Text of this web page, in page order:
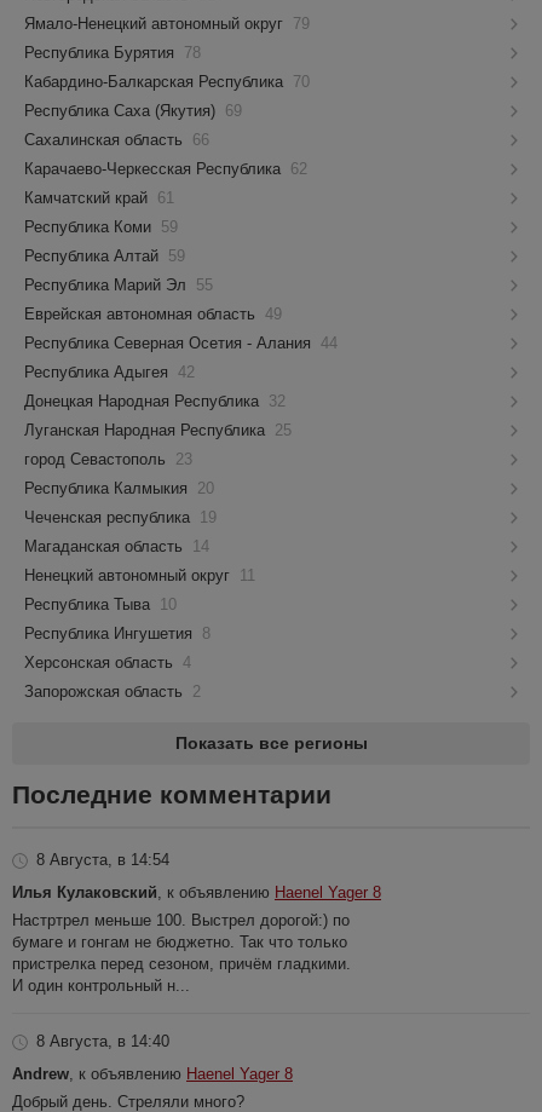
Ямало-Ненецкий автономный округ 79
Республика Бурятия
78
Кабардино-Балкарская Республика 70
Республика Саха (Якутия) 69
Сахалинская область
66
Карачаево-Черкесская Республика 62
Камчатский край 61
Республика Коми 59
Республика Алтай 59
Республика Марий Эл
55
Еврейская автономная область 49
Республика Северная Осетия - Алания 44
Республика Адыгея 42
Донецкая Народная Республика 32
Луганская Народная Республика 25
город Севастополь
23
Республика Калмыкия
20
Чеченская республика 19
Магаданская область
14
Ненецкий автономный округ 11
Республика Тыва 10
Республика Ингушетия
8
Херсонская область 4
Запорожская область
2
Показать все регионы
Последние комментарии
8 Августа, в 14:54
Илья Кулаковский , к объявлению Haenel Yager 8
Настртрел меньше 100. Выстрел дорогой:) по
бумаге и гонгам не бюджетно. Так что только
пристрелка перед сезоном, причём гладкими.
И один контрольный н...
8 Августа, в 14:40
Andrew , к объявлению Haenel Yager 8
Добрый день. Стреляли много?